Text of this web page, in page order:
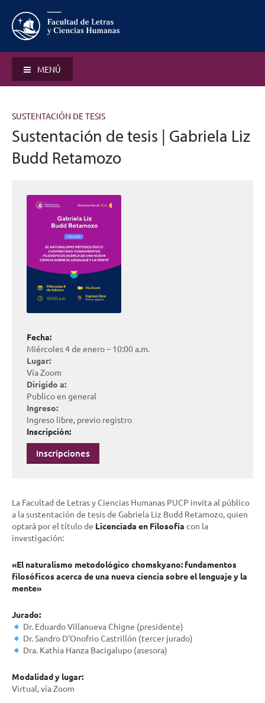
MENÚ
SUSTENTACIÓN DE TESIS
Sustentación de tesis | Gabriela Liz
Budd Retamozo
Fecha:
Miércoles 4 de enero – 10:00 a.m.
Lugar:
Vía Zoom
Dirigido a:
Publico en general
Ingreso:
Ingreso libre, previo registro
Inscripción:
Inscripciones
La Facultad de Letras y Ciencias Humanas PUCP invita al público
a la sustentación de tesis de Gabriela Liz Budd Retamozo, quien
optará por el título de Licenciada en Filosofía con la
investigación:
«El naturalismo metodológico chomskyano: fundamentos
filosóficos acerca de una nueva ciencia sobre el lenguaje y la
mente»
Jurado:
Dr. Eduardo Villanueva Chigne (presidente)
Dr. Sandro D’Onofrio Castrillón (tercer jurado)
Dra. Kathia Hanza Bacigalupo (asesora)
Modalidad y lugar:
Virtual, vía Zoom